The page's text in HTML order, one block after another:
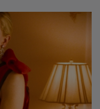
"Iljimae, hoţul fantomă",